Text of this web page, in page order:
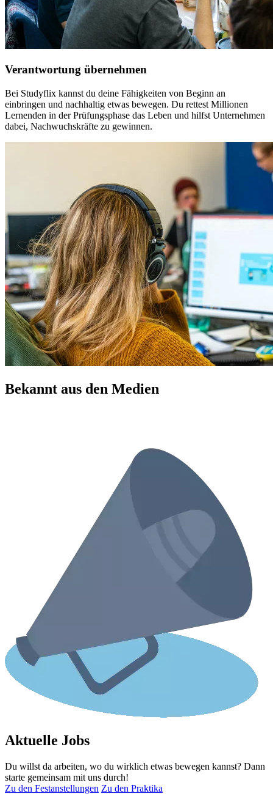
Verantwortung übernehmen
Bei Studyflix kannst du deine Fähigkeiten von Beginn an
einbringen und nachhaltig etwas bewegen. Du rettest Millionen
Lernenden in der Prüfungsphase das Leben und hilfst Unternehmen
dabei, Nachwuchskräfte zu gewinnen.
Bekannt aus den Medien
Aktuelle Jobs
Du willst da arbeiten, wo du wirklich etwas bewegen kannst? Dann
starte gemeinsam mit uns durch!
Zu den Festanstellungen Zu den Praktika